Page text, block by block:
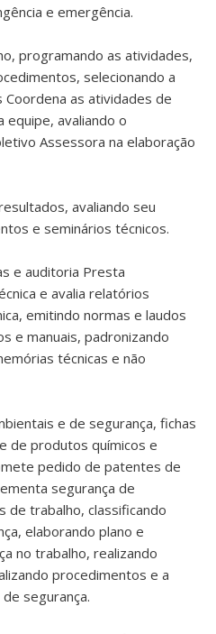
e emergência.
programando as atividades,
selecionando a
as atividades de
equipe, avaliando o
Assessora na elaboração
avaliando seu
e seminários técnicos.
e auditoria Presta
e avalia relatórios
emitindo normas e laudos
e manuais, padronizando
técnicas e não
e de segurança, fichas
de produtos químicos e
pedido de patentes de
segurança de
de trabalho, classificando
elaborando plano e
no trabalho, realizando
procedimentos e a
segurança.